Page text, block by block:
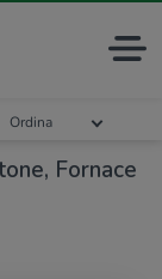
Fornace
Ordina